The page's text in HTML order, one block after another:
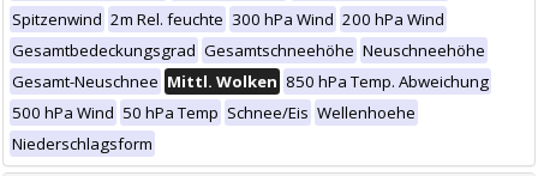
Spitzenwind 2m Rel. feuchte 300 hPa Wind 200 hPa Wind
Gesamtbedeckungsgrad Gesamtschneehöhe Neuschneehöhe
Gesamt-Neuschnee Mittl. Wolken 850 hPa Temp. Abweichung
500 hPa Wind 50 hPa Temp Schnee/Eis Wellenhoehe
Niederschlagsform